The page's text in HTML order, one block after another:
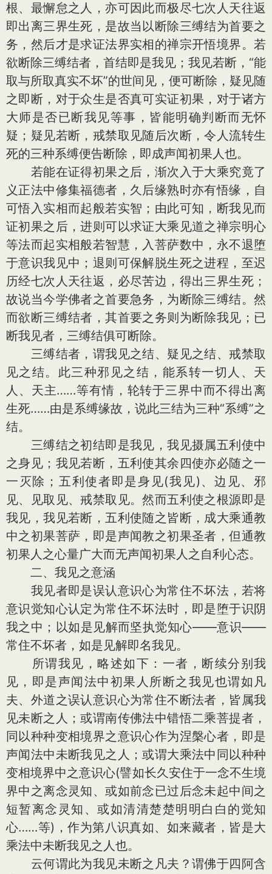
根、最懈怠之人，亦可因此而极尽七次人天往返
即出离三界生死，是故当以断除三缚结为首要之
务，然后才是求证法界实相的禅宗开悟境界。若
欲断除三缚结者，首结即是我见；我见若断，“能
取与所取真实不坏”的世间见，便可断除，疑见随
之即断，对于众生是否真可实证初果，对于诸方
大师是否已断我见等事，皆能明确判断而无怀
疑；疑见若断，戒禁取见随后次断，令人流转生
死的三种系缚便告断除，即成声闻初果人也。
若能在证得初果之后，渐次入于大乘究竟了
义正法中修集福德者，久后缘熟时亦有悟缘，自
可悟入实相而起般若实智；由此可知，断我见而
证初果之后，进则可以求证大乘见道之禅宗明心
等法而起实相般若智慧，入菩萨数中，永不退堕
于意识我见中；退则可保解脱生死之进程，至迟
历经七次人天往返，必尽苦边，得出三界生死；
故说当今学佛者之首要急务，为断除三缚结。然
而欲断三缚结者，其首要之务则为断除我见；已
断我见者，三缚结俱可断除。
三缚结者，谓我见之结、疑见之结、戒禁取
见之结。此三种邪见之结，能系转一切人、天
人、天主……等有情，轮转于三界中而不得出离
生死……由是系缚缘故，说此三结为三种“系缚”之
结。
三缚结之初结即是我见，我见摄属五利使中
之身见；我见若断，五利使其余四使亦必随之一
一灭除；五利使者即是身见(我见)、边见、邪
见、见取见、戒禁取见。然而五利使之根源即是
我见，我见若断，五利使随之皆断，成大乘通教
中之初果菩萨，即是声闻教之初果圣者，但通教
初果人之心量广大而无声闻初果人之自利心态。
二、我见之意涵
我见者即是误认意识心为常住不坏法，若将
意识觉知心认定为常住不坏法时，即是堕于识阴
我之中；以如是见解而坚执觉知心——意识——
常住不坏者，如是见解即名我见。
所谓我见，略述如下：一者，断续分别我
见，即是声闻法中初果人所断之我见也谓如凡
夫、外道之误认意识心为常住不断法者，皆属我
见未断之人；或谓南传佛法中错悟二乘菩提者，
同以种种变相境界之意识心作为涅槃心者，即是
声闻法中未断我见之人；或谓大乘法中同以种种
变相境界中之意识心(譬如长久安住于一念不生境
界中之离念灵知、或如前念已过后念未起中间之
短暂离念灵知、或如清清楚楚明明白白的觉知
心……等)，作为第八识真如、如来藏者，皆是大
乘法中未断我见之人也。
云何谓此为我见未断之凡夫？谓佛于四阿含